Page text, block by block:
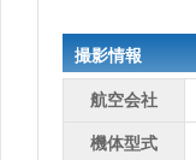
撮影情報
航空会社
機体型式